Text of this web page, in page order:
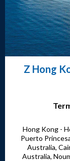
Z Hong
Hong Kong -
Puerto
Australia,
Australia,